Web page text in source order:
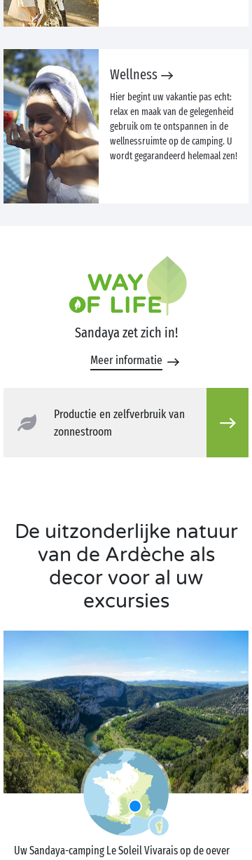
Wellness
Hier begint uw vakantie pas echt:
relax en maak van de gelegenheid
gebruik om te ontspannen in de
wellnessruimte op de camping. U
wordt gegarandeerd helemaal zen!
Sandaya zet zich in!
Meer informatie
Productie en zelfverbruik van
zonnestroom
De uitzonderlijke natuur
van de Ardèche als
decor voor al uw
excursies
Uw Sandaya-camping Le Soleil Vivarais op de oever